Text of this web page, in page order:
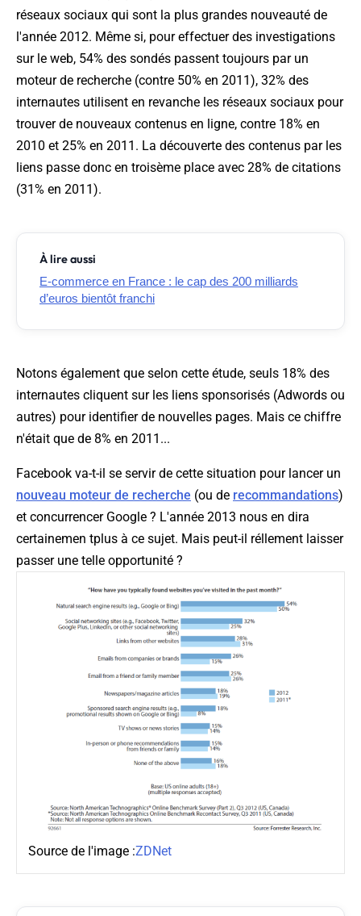
réseaux sociaux qui sont la plus grandes nouveauté de
l'année 2012. Même si, pour effectuer des investigations
sur le web, 54% des sondés passent toujours par un
moteur de recherche (contre 50% en 2011), 32% des
internautes utilisent en revanche les réseaux sociaux pour
trouver de nouveaux contenus en ligne, contre 18% en
2010 et 25% en 2011. La découverte des contenus par les
liens passe donc en troisème place avec 28% de citations
(31% en 2011).
À lire aussi
E-commerce en France : le cap des 200 milliards
d’euros bientôt franchi
Notons également que selon cette étude, seuls 18% des
internautes cliquent sur les liens sponsorisés (Adwords ou
autres) pour identifier de nouvelles pages. Mais ce chiffre
n'était que de 8% en 2011...
Facebook va-t-il se servir de cette situation pour lancer un
nouveau moteur de recherche (ou de recommandations)
et concurrencer Google ? L'année 2013 nous en dira
certainemen tplus à ce sujet. Mais peut-il réllement laisser
passer une telle opportunité ?
Source de l'image :ZDNet